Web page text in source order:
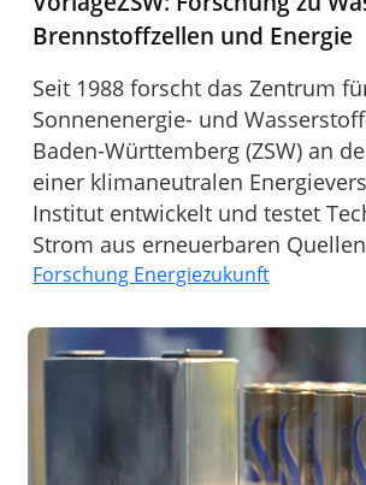
Brennstoffzellen und Energie
Seit 1988 forscht das Zentrum
Sonnenenergie- und
Baden-Württemberg (ZSW) an
einer klimaneutralen
Institut entwickelt und testet
Strom aus erneuerbaren
Forschung Energiezukunft